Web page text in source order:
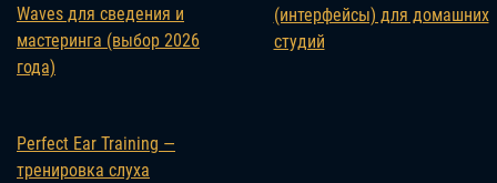
Waves для сведения и
мастеринга (выбор 2026
года)
(интерфейсы) для домашних
студий
Perfect Ear Training —
тренировка слуха